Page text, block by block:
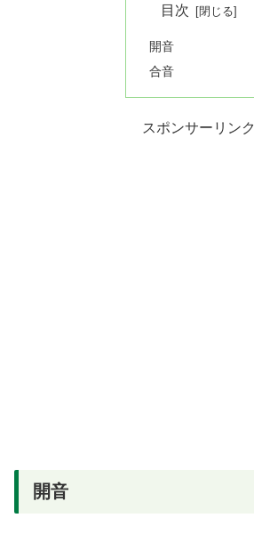
目次
開音
合音
スポンサーリンク
開音